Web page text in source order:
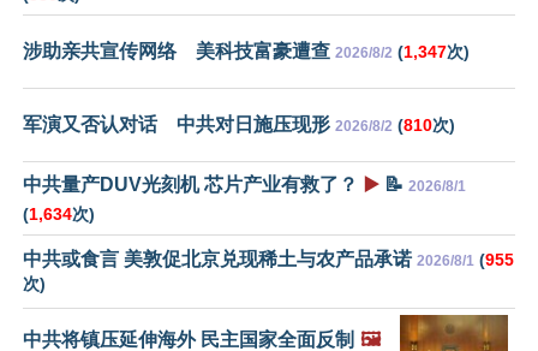
涉助亲共宣传网络 美科技富豪遭查 2026/8/2 (1,347次)
军演又否认对话 中共对日施压现形 2026/8/2 (810次)
中共量产DUV光刻机 芯片产业有救了？ ▶️ 📝 2026/8/1
(1,634次)
中共或食言 美敦促北京兑现稀土与农产品承诺 2026/8/1 (955
次)
中共将镇压延伸海外 民主国家全面反制 🖼️